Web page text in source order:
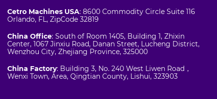
Cetro Machines USA: 8600 Commodity Circle Suite 116
Orlando, FL, ZipCode 32819
China Office: South of Room 1405, Building 1, Zhixin
Center, 1067 Jinxiu Road, Danan Street, Lucheng District,
Wenzhou City, Zhejiang Province, 325000
China Factory: Building 3, No. 240 West Liwen Road，
Wenxi Town, Area, Qingtian County, Lishui, 323903